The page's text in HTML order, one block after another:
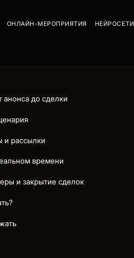
ОНЛАЙН-МЕРОПРИЯТИЯ НЕЙРОСЕТИ
до сделки
и рассылки
времени
и закрытие сделок